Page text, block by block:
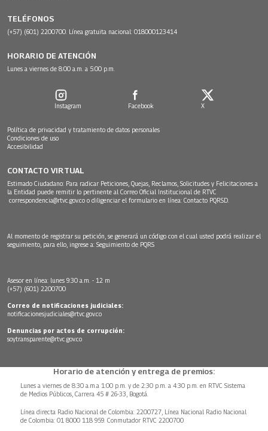
TELÉFONOS
(+57) (601) 2200700. Línea gratuita nacional: 018000123414
HORARIO DE ATENCIÓN
Lunes a viernes de 8:00 a.m. a 5:00 p.m.
Instagram Facebook X
Política de privacidad y tratamiento de datos personales
Condiciones de uso
Accesibilidad
CONTACTO VIRTUAL
Estimado Ciudadano: Para radicar Peticiones, Quejas, Reclamos, Solicitudes y Felicitaciones a
la Entidad puede remitir lo pertinente al Correo Oficial Institucional de RTVC
correspondencia@rtvc.gov.co o diligenciar el formulario en línea: Contacto PQRSD.
Al momento de registrar su petición, se generará un código con el cual usted podrá realizar el
seguimiento, para ello, ingrese a: Seguimiento de PQRS
Asesor en línea: lunes 9:30 a.m. - 12 m
(+57) (601) 2200700
Correo de notificaciones judiciales:
notificacionesjudiciales@rtvc.gov.co
Denuncias por actos de corrupción:
soytransparente@rtvc.gov.co
Horario de atención y entrega de premios:
Lunes a viernes de 8:30 a.m.a 1:00 p.m. y de 2:30 p.m. a 4:30 p.m. en RTVC Sistema
de Medios Públicos, Carrera 45 # 26-33, Bogotá.
Línea directa Radio Nacional de Colombia: 2200727, Línea Nacional Radio Nacional
de Colombia: 01 8000 118 959. Conmutador RTVC 2200700